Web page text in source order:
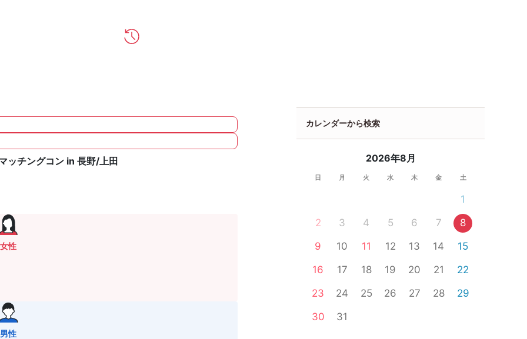
ッチングコン in 長野/上田
女性
男性
カレンダーから検索
2026年8月
日 月 火 水 木 金 土
1
2
3 4 5 6 7
8
9
10 11 12 13 14
15
16
17 18 19 20 21
22
23
24 25 26 27 28
29
30
31